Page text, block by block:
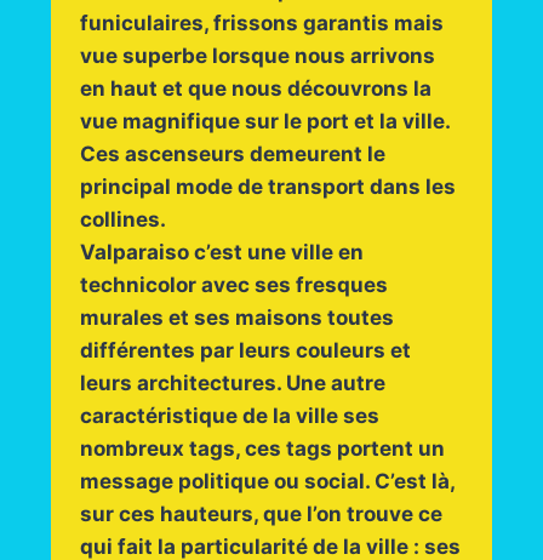
funiculaires, frissons garantis mais
vue superbe lorsque nous arrivons
en haut et que nous découvrons la
vue magnifique sur le port et la ville.
Ces ascenseurs demeurent le
principal mode de transport dans les
collines.
Valparaiso c’est une ville en
technicolor avec ses fresques
murales et ses maisons toutes
différentes par leurs couleurs et
leurs architectures. Une autre
caractéristique de la ville ses
nombreux tags, ces tags portent un
message politique ou social. C’est là,
sur ces hauteurs, que l’on trouve ce
qui fait la particularité de la ville : ses